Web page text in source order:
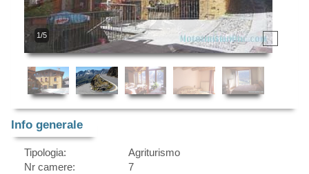
1/5
Info generale
Tipologia:
Nr camere:
Agriturismo
7